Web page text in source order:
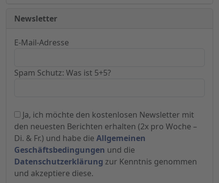
Newsletter
E-Mail-Adresse
Spam Schutz: Was ist 5+5?
Ja, ich möchte den kostenlosen Newsletter mit
den neuesten Berichten erhalten (2x pro Woche –
Di. & Fr.) und habe die Allgemeinen
Geschäftsbedingungen und die
Datenschutzerklärung zur Kenntnis genommen
und akzeptiere diese.